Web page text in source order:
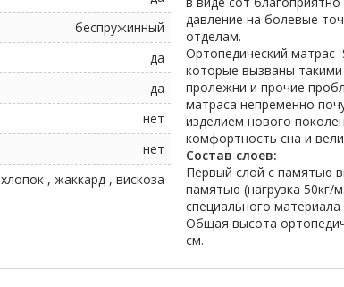
беспружинный
да
да
нет
нет
хлопок , жаккард , вискоза
давление на болевые
отделам.
Ортопедический матрас
которые вызваны
пролежни и прочие
матраса непременно
изделием нового
комфортность сна и
Состав слоев:
Первый слой с памятью
памятью (нагрузка 50кг/
специального
Общая высота
см.